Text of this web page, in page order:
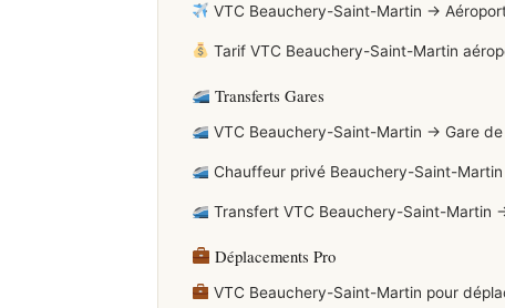
VTC Beauchery-Saint-Martin →
Tarif VTC Beauchery-Saint-Martin
Transferts Gares
VTC Beauchery-Saint-Martin → Gare
Chauffeur privé Beauchery-Saint-
Transfert VTC Beauchery-Saint-Martin
Déplacements Pro
VTC Beauchery-Saint-Martin pour